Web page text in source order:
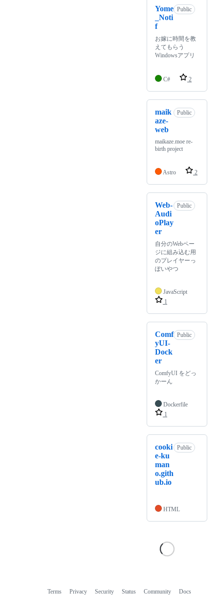
Yome
_Noti
f
Public
お嫁に時間を教
えてもらう
Windowsアプリ
C# 2
maik
aze-
web
Public
maikaze.moe re-
birth project
Astro 2
Web-
Audi
oPlay
er
Public
自分のWebペー
ジに組み込む用
のプレイヤーっ
ぽいやつ
JavaScript
1
Comf
yUI-
Dock
er
Public
ComfyUI をどっ
かーん
Dockerfile
1
cooki
e-ku
man
o.gith
ub.io
Public
HTML
Terms Privacy Security Status Community Docs